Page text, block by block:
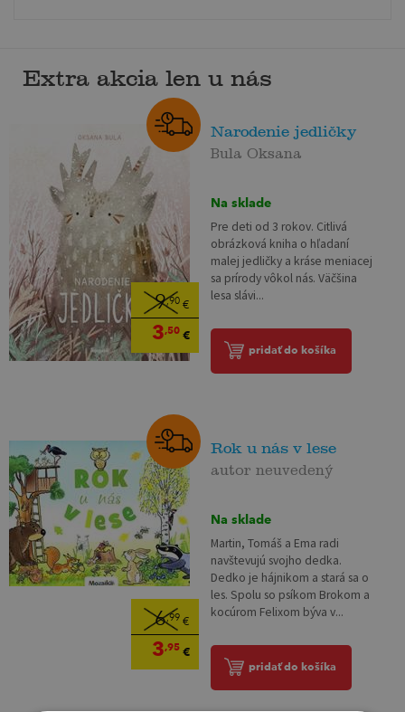
Extra akcia len u nás
9,90€
3,50€
Narodenie jedličky
Bula Oksana
Na sklade
Pre deti od 3 rokov. Citlivá
obrázková kniha o hľadaní
malej jedličky a kráse meniacej
sa prírody vôkol nás. Väčšina
lesa slávi...
pridať do košíka
6,99 €
3,95€
Rok u nás v lese
autor neuvedený
Na sklade
Martin, Tomáš a Ema radi
navštevujú svojho dedka.
Dedko je hájnikom a stará sa o
les. Spolu so psíkom Brokom a
kocúrom Felixom býva v...
pridať do košíka